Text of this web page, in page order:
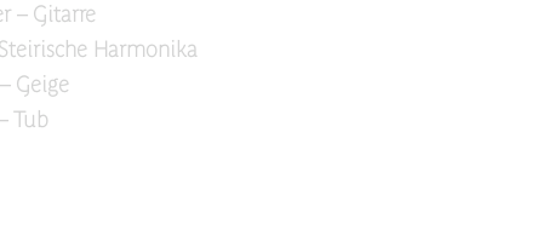
– Gitarre
Harmonika
Geige
Tub